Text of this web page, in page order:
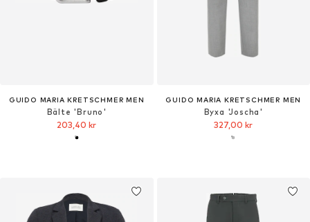
GUIDO MARIA KRETSCHMER MEN
Bälte 'Bruno'
203,40 kr
GUIDO MARIA KRETSCHMER MEN
Byxa 'Joscha'
327,00 kr